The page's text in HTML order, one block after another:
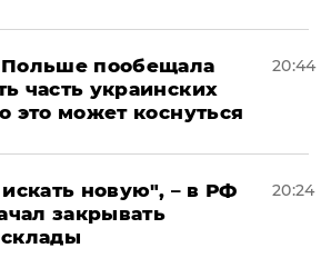
пообещала
часть украинских
это может коснуться
20:44
новую", – в РФ
закрывать
20:24